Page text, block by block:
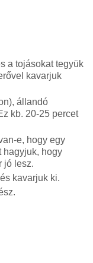
a tojásokat tegyük
kavarjuk
állandó
kb. 20-25 percet
e, hogy egy
hagyjuk, hogy
jó lesz.
kavarjuk ki.